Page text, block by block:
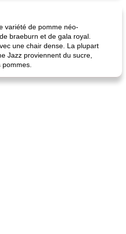
variété de pomme néo-
braeburn et de gala royal.
une chair dense. La plupart
Jazz proviennent du sucre,